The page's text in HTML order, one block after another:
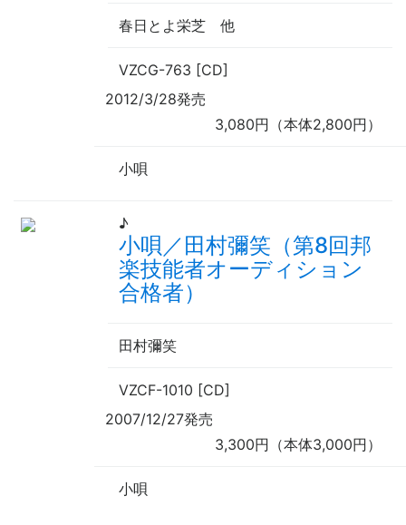
春日とよ栄芝 他
VZCG-763 [CD]
2012/3/28発売
3,080円（本体2,800円）
小唄
♪
小唄／田村彌笑（第8回邦
楽技能者オーディション
合格者）
田村彌笑
VZCF-1010 [CD]
2007/12/27発売
3,300円（本体3,000円）
小唄